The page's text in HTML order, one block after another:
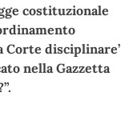
costituzionale
disciplinare’
nella Gazzetta